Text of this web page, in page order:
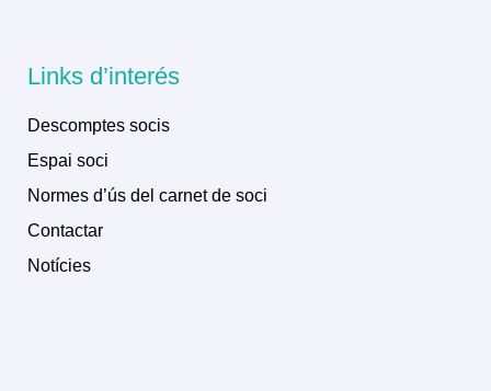
Links d’interés
Descomptes socis
Espai soci
Normes d’ús del carnet de soci
Contactar
Notícies